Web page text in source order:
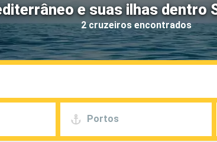
e suas ilhas dentro
2 cruzeiros encontrados
Portos